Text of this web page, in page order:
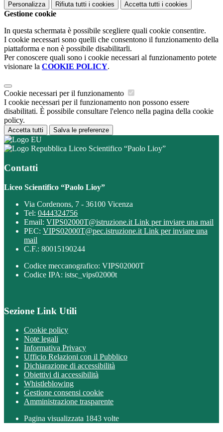
Personalizza Rifiuta tutti i cookies Accetta tutti i cookies
Gestione cookie
In questa schermata è possibile scegliere quali cookie consentire.
I cookie necessari sono quelli che consentono il funzionamento della
piattaforma e non è possibile disabilitarli.
Per conoscere quali sono i cookie necessari al funzionamento potete
visionare la COOKIE POLICY.
Cookie necessari per il funzionamento
I cookie necessari per il funzionamento non possono essere
disabilitati. È possibile consultare l'elenco nella pagina della cookie
policy.
Accetta tutti Salva le preferenze
Liceo Scientifico “Paolo Lioy”
Contatti
Liceo Scientifico “Paolo Lioy”
Via Cordenons, 7 - 36100 Vicenza
Tel: 0444324756
Email: VIPS02000T@istruzione.it Link per inviare una mail
PEC: VIPS02000T@pec.istruzione.it Link per inviare una
mail
C.F.: 80015190244
Codice meccanografico: VIPS02000T
Codice IPA: istsc_vips02000t
Sezione Link Utili
Cookie policy
Note legali
Informativa Privacy
Ufficio Relazioni con il Pubblico
Dichiarazione di accessibilità
Obiettivi di accessibilità
Whistleblowing
Gestione consensi cookie
Amministrazione trasparente
Pagina visualizzata 1843 volte